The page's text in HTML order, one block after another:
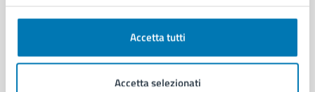
Accetta tutti
Accetta selezionati
Aree amministrative
Uffici